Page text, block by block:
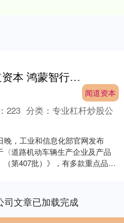
闻道资本 鸿蒙智行申报三款超豪新车，尊界S800 Grand Design或为“200万级”高定车型
闻道资本
223 分类：专业杠杆炒股公
晚，工业和信息化部官网发布
〈道路机动车辆生产企业及产品
（第407批）》，有多款重点品牌
司文章已加载完成